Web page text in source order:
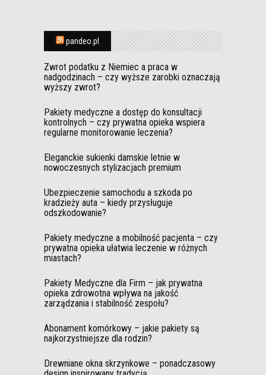
pandeo.pl
Zwrot podatku z Niemiec a praca w
nadgodzinach – czy wyższe zarobki oznaczają
wyższy zwrot?
Pakiety medyczne a dostęp do konsultacji
kontrolnych – czy prywatna opieka wspiera
regularne monitorowanie leczenia?
Eleganckie sukienki damskie letnie w
nowoczesnych stylizacjach premium
Ubezpieczenie samochodu a szkoda po
kradzieży auta – kiedy przysługuje
odszkodowanie?
Pakiety medyczne a mobilność pacjenta – czy
prywatna opieka ułatwia leczenie w różnych
miastach?
Pakiety Medyczne dla Firm – jak prywatna
opieka zdrowotna wpływa na jakość
zarządzania i stabilność zespołu?
Abonament komórkowy – jakie pakiety są
najkorzystniejsze dla rodzin?
Drewniane okna skrzynkowe – ponadczasowy